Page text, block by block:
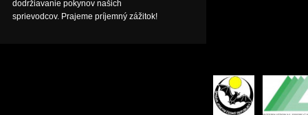
dodržiavanie pokynov našich
sprievodcov. Prajeme príjemný zážitok!